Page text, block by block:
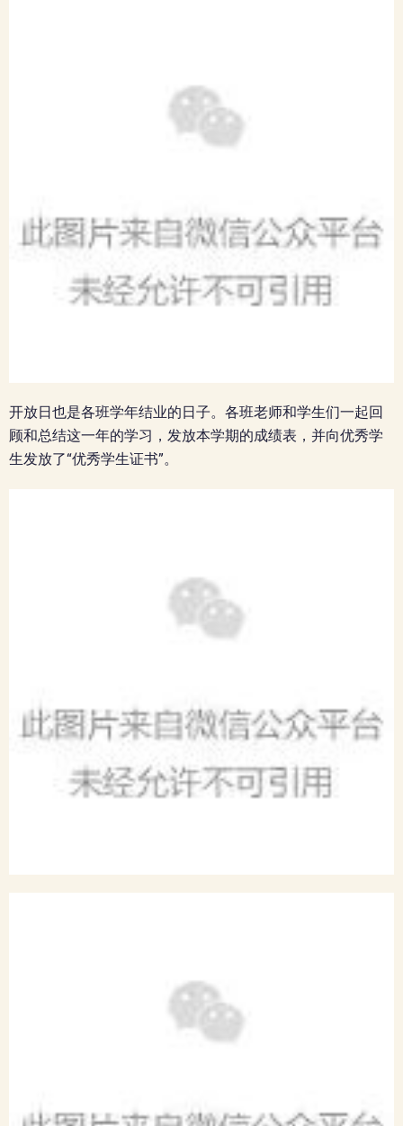
开放日也是各班学年结业的日子。各班老师和学生们一起回
顾和总结这一年的学习，发放本学期的成绩表，并向优秀学
生发放了“优秀学生证书”。